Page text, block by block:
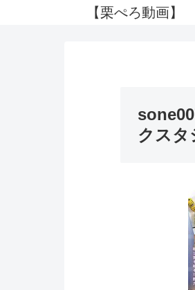
【栗ぺろ動画】
クスタ